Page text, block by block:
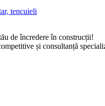
tencuieli
de încredere în construcții!
și consultanță